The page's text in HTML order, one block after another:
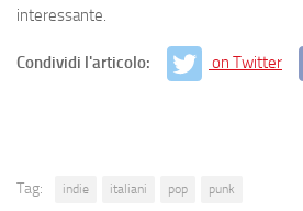
interessante.
Condividi l'articolo: on Twitter
Tag: indie italiani pop punk